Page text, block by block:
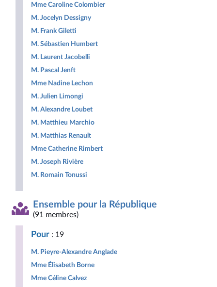
Mme Caroline Colombier
M. Jocelyn Dessigny
M. Frank Giletti
M. Sébastien Humbert
M. Laurent Jacobelli
M. Pascal Jenft
Mme Nadine Lechon
M. Julien Limongi
M. Alexandre Loubet
M. Matthieu Marchio
M. Matthias Renault
Mme Catherine Rimbert
M. Joseph Rivière
M. Romain Tonussi
Ensemble pour la République
(91 membres)
Pour : 19
M. Pieyre-Alexandre Anglade
Mme Élisabeth Borne
Mme Céline Calvez